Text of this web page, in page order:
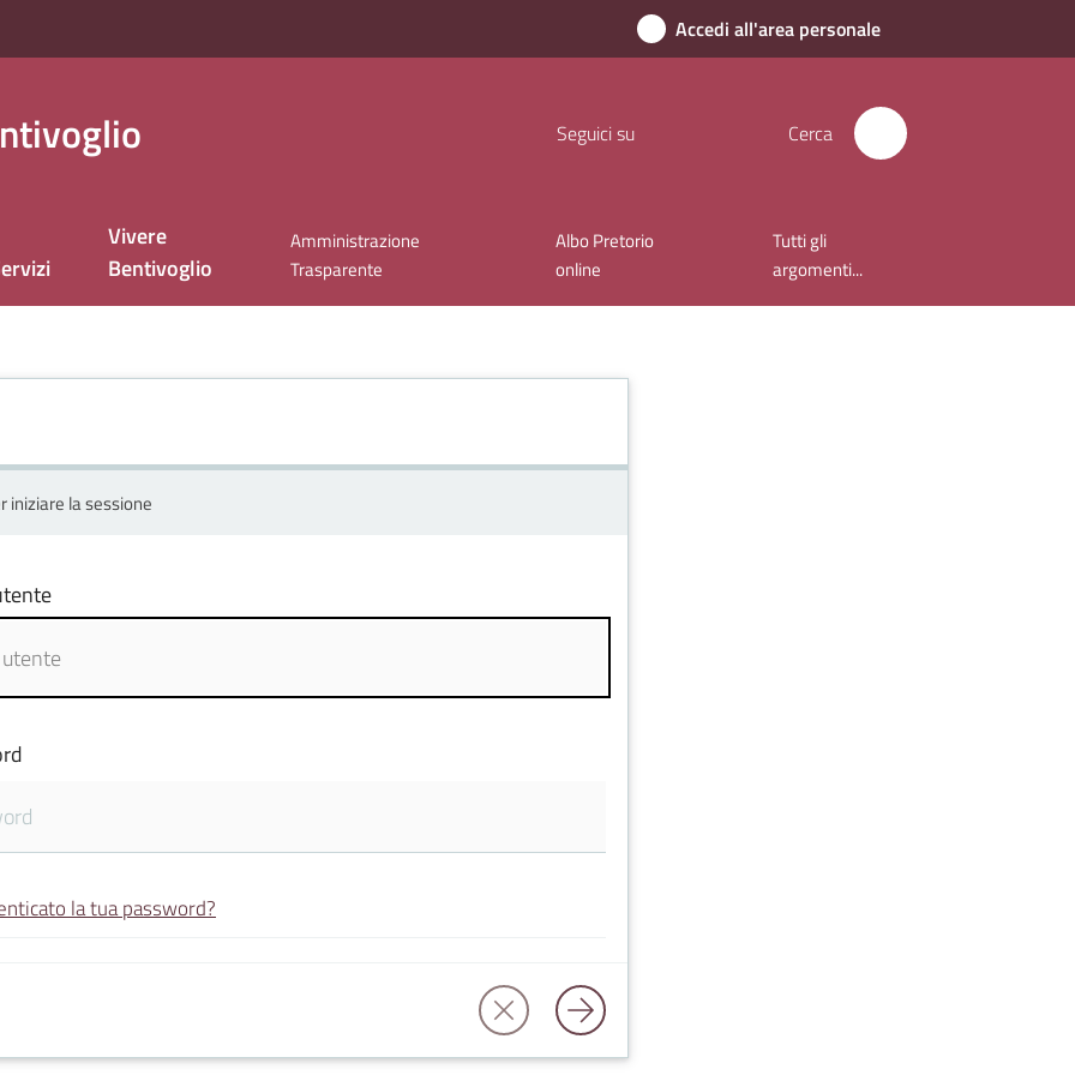
Accedi all'area personale
Seguici su Cerca
Vivere
Bentivoglio
Amministrazione
Trasparente
Albo Pretorio
online
Tutti gli
argomenti...
iniziare la sessione
la tua password?